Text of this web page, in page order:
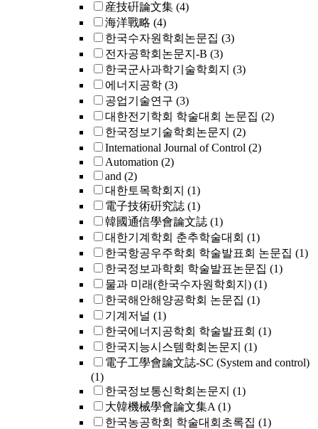
産技硏論文集 (4)
海洋戰略 (4)
한국수자원학회논문집 (3)
전자공학회논문지-B (3)
한국군사과학기술학회지 (3)
에너지공학 (3)
공업기술연구 (3)
대한전기학회 학술대회 논문집 (2)
한국정보기술학회논문지 (2)
International Journal of Control (2)
Automation (2)
and (2)
대한토목학회지 (1)
電子技術硏究誌 (1)
韓國通信學會論文誌 (1)
대한기계학회 춘추학술대회 (1)
한국항공우주학회 학술발표회 논문집 (1)
한국정보과학회 학술발표논문집 (1)
물과 미래(한국수자원학회지) (1)
한국해안해양공학회 논문집 (1)
기계저널 (1)
한국에너지공학회 학술발표회 (1)
한국지능시스템학회논문지 (1)
電子工學會論文誌-SC (System and control)
(1)
한국정보통신학회논문지 (1)
大韓機械學會論文集A (1)
한국농공학회 학술대회초록집 (1)